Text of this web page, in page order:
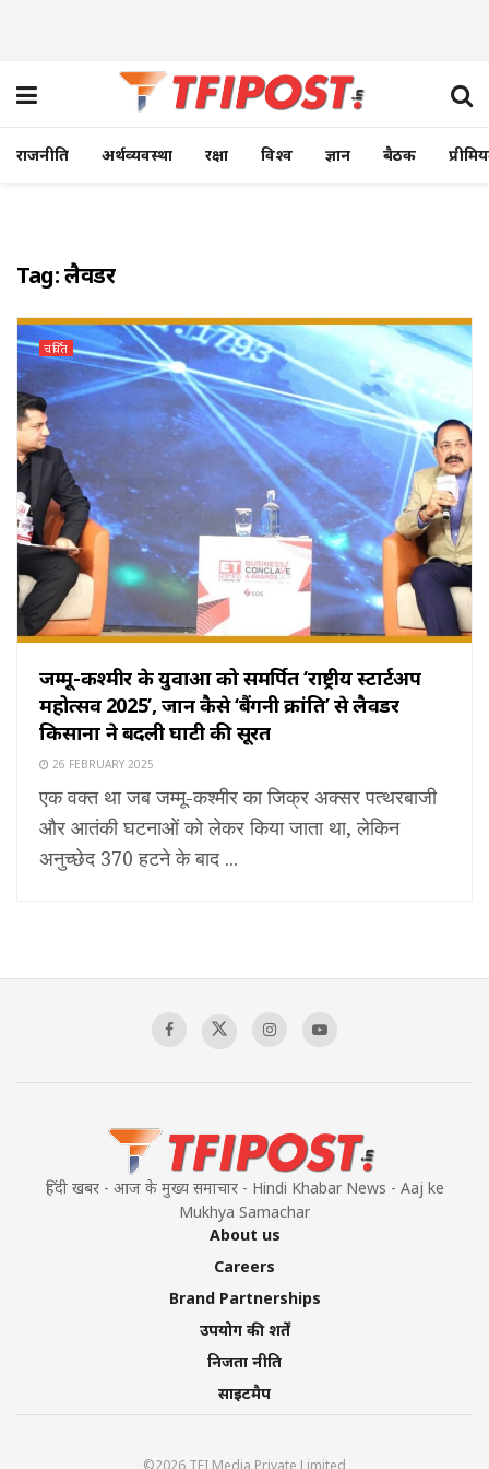
राजनीति अर्थव्यवस्था रक्षा विश्व ज्ञान बैठक
Tag:लैवेंडर
चर्चित
जम्मू-कश्मीर के युवाओं को समर्पित ‘राष्ट्रीय स्टार्टअप
महोत्सव 2025’, जानें कैसे ‘बैंगनी क्रांति’ से लैवेंडर
किसानों ने बदली घाटी की सूरत
26 FEBRUARY 2025
एक वक्त था जब जम्मू-कश्मीर का जिक्र अक्सर पत्थरबाजी
और आतंकी घटनाओं को लेकर किया जाता था, लेकिन
अनुच्छेद 370 हटने के बाद ...
हिंदी खबर - आज के मुख्य समाचार - Hindi Khabar News - Aaj ke
Mukhya Samachar
About us
Careers
Brand Partnerships
उपयोग की शर्तें
निजता नीति
साइटमैप